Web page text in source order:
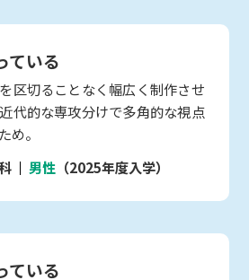
ている
区切ることなく幅広く制作させ
代的な専攻分けで多角的な視点
め。
男性 （2025年度入学）
ている